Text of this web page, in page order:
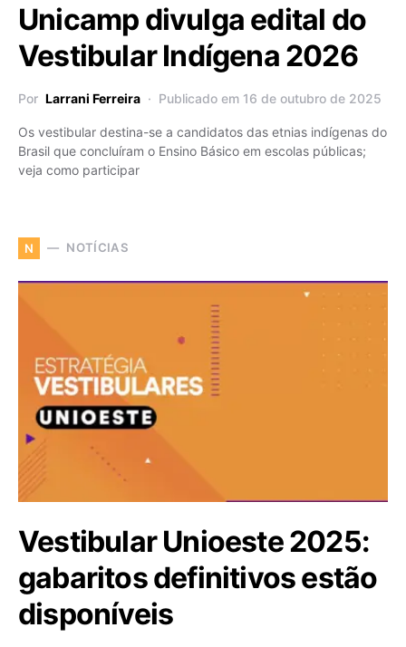
Unicamp divulga edital do
Vestibular Indígena 2026
Por Larrani Ferreira Publicado em 16 de outubro de 2025
Os vestibular destina-se a candidatos das etnias indígenas do
Brasil que concluíram o Ensino Básico em escolas públicas;
veja como participar
N NOTÍCIAS
Vestibular Unioeste 2025:
gabaritos definitivos estão
disponíveis